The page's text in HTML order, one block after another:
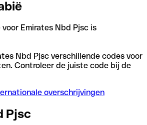
voor Emirates Nbd Pjsc is
Nbd Pjsc verschillende codes voor
Controleer de juiste code bij de
overschrijvingen
Pjsc